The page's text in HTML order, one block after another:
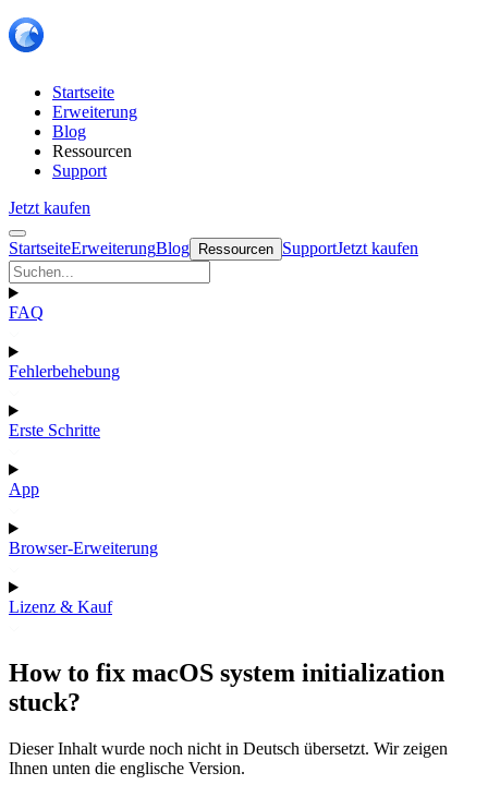
Startseite
Erweiterung
Blog
Ressourcen
Support
Jetzt kaufen
StartseiteErweiterungBlog Ressourcen SupportJetzt kaufen
FAQ
Fehlerbehebung
Erste Schritte
App
Browser-Erweiterung
Lizenz & Kauf
How to fix macOS system initialization
stuck?
Dieser Inhalt wurde noch nicht in Deutsch übersetzt. Wir zeigen
Ihnen unten die englische Version.